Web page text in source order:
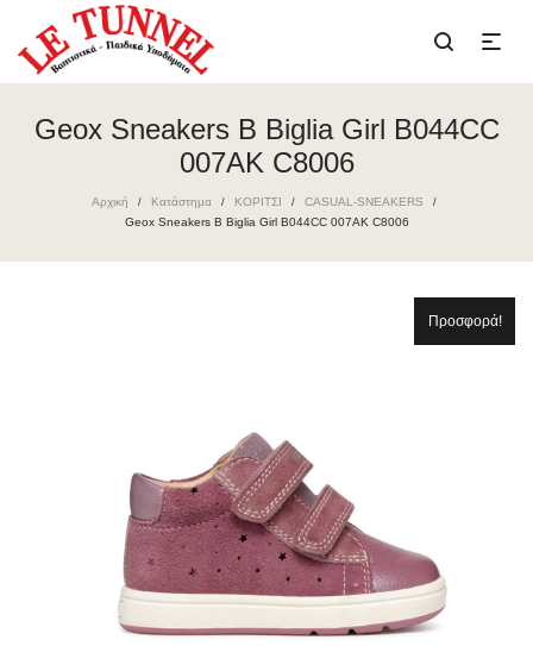
Geox Sneakers B Biglia Girl B044CC
007AK C8006
Αρχική / Κατάστημα / ΚΟΡΙΤΣΙ / CASUAL-SNEAKERS /
Geox Sneakers B Biglia Girl B044CC 007AK C8006
Προσφορά!